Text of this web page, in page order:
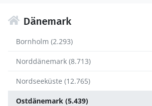
Dänemark
Bornholm (2.293)
Norddänemark (8.713)
Nordseeküste (12.765)
Ostdänemark (5.439)